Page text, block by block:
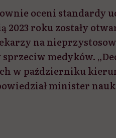
oceni standardy
2023 roku zostały
na
medyków.
w październiku
minister